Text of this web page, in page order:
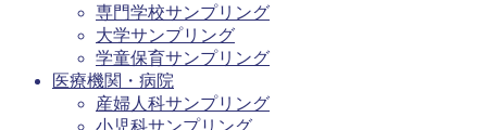
専門学校サンプリング
大学サンプリング
学童保育サンプリング
医療機関・病院
産婦人科サンプリング
小児科サンプリング